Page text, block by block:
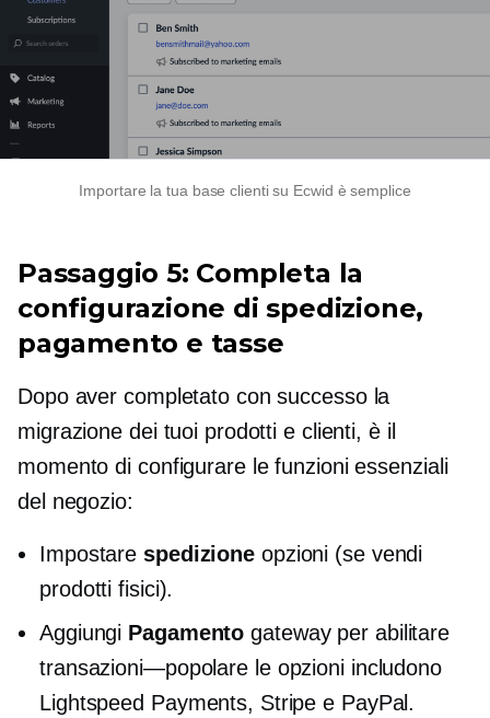
Importare la tua base clienti su Ecwid è semplice
Passaggio 5: Completa la
configurazione di spedizione,
pagamento e tasse
Dopo aver completato con successo la
migrazione dei tuoi prodotti e clienti, è il
momento di configurare le funzioni essenziali
del negozio:
Impostare spedizione opzioni (se vendi
prodotti fisici).
Aggiungi Pagamento gateway per abilitare
transazioni—popolare le opzioni includono
Lightspeed Payments, Stripe e PayPal.